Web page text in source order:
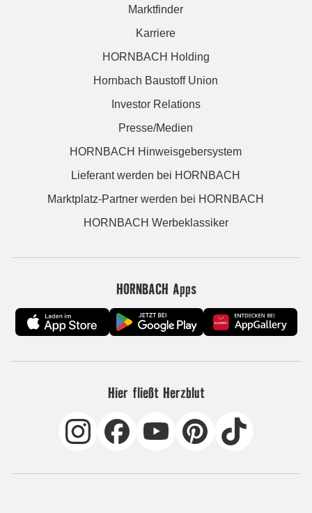
Marktfinder
Karriere
HORNBACH Holding
Hornbach Baustoff Union
Investor Relations
Presse/Medien
HORNBACH Hinweisgebersystem
Lieferant werden bei HORNBACH
Marktplatz-Partner werden bei HORNBACH
HORNBACH Werbeklassiker
HORNBACH Apps
Hier fließt Herzblut